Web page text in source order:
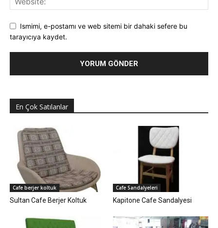
Ismimi, e-postamı ve web sitemi bir dahaki sefere bu
tarayıcıya kaydet.
En Çok Satılanlar
Cafe berjer koltuk
Sultan Cafe Berjer Koltuk
Cafe Sandalyeleri
Kapitone Cafe Sandalyesi